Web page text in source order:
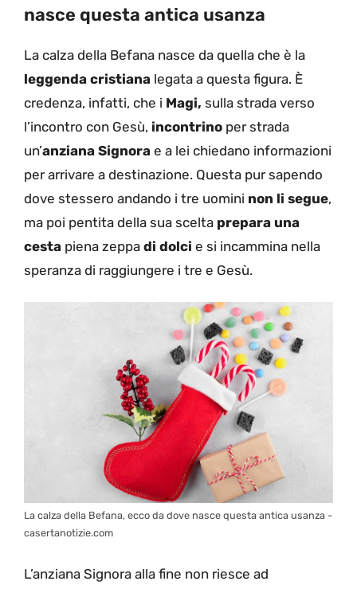
nasce questa antica usanza
La calza della Befana nasce da quella che è la
leggenda cristiana legata a questa figura. È
credenza, infatti, che i Magi, sulla strada verso
l’incontro con Gesù, incontrino per strada
un’anziana Signora e a lei chiedano informazioni
per arrivare a destinazione. Questa pur sapendo
dove stessero andando i tre uomini non li segue,
ma poi pentita della sua scelta prepara una
cesta piena zeppa di dolci e si incammina nella
speranza di raggiungere i tre e Gesù.
La calza della Befana, ecco da dove nasce questa antica usanza -
casertanotizie.com
L’anziana Signora alla fine non riesce ad